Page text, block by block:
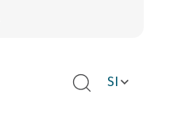
SI